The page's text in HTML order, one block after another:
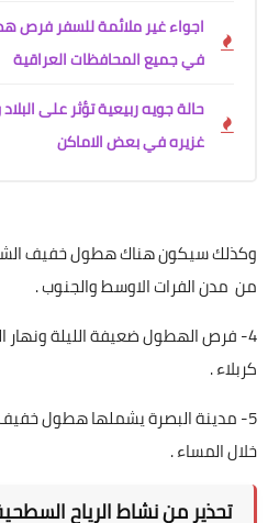
اجواء غير ملائمة للسفر فرص
في جميع المحافظات العراقية
حالة جويه ربيعية تؤثر على
غزيره في بعض الاماكن
وكذلك سيكون هناك هطول خفيف
من مدن الفرات الاوسط والجنوب .
4- فرص الهطول ضعيفة الليلة ونهار
كربلاء .
5- مدينة البصرة يشملها هطول
خلال المساء .
تحذير من نشاط الرياح